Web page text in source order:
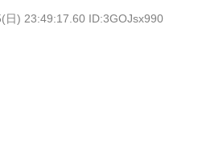
日) 23:49:17.60 ID:3GOJsx990